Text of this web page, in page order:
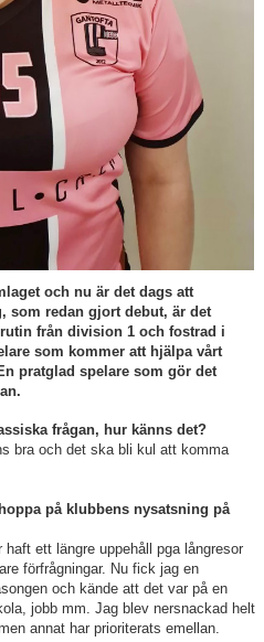
och nu är det dags att
som redan gjort debut, är det
från division 1 och fostrad i
som kommer att hjälpa vårt
pratglad spelare som gör det
frågan, hur känns det?
bra och det ska bli kul att komma
på klubbens nysatsning på
ett längre uppehåll pga långresor
förfrågningar. Nu fick jag en
och kände att det var på en
jobb mm. Jag blev nersnackad helt
annat har prioriterats emellan.